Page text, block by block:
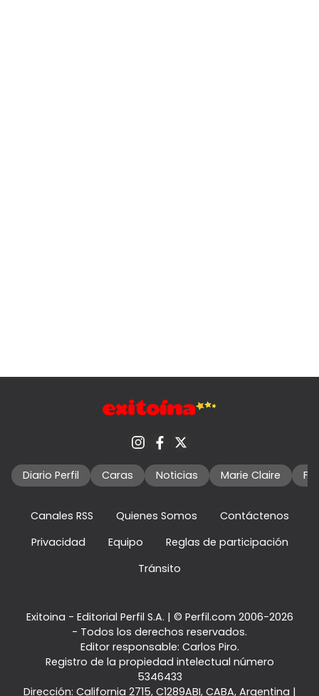
Diario Perfil Caras Noticias Marie Claire
Canales RSS Quienes Somos
Contáctenos
Privacidad
Equipo
Reglas de participación
Tránsito
Exitoina - Editorial Perfil S.A. | © Perfil.com 2006-2026
- Todos los derechos reservados.
Editor responsable: Carlos Piro.
Registro de la propiedad intelectual número
5346433
Dirección: California 2715, C1289ABI, CABA, Argentina |